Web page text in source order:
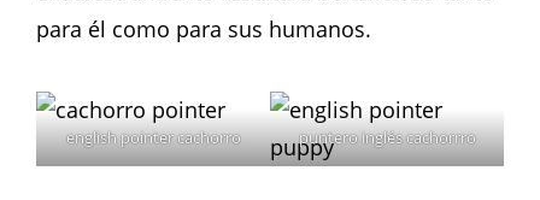
para él como para sus humanos.
english pointer cachorro puntero inglés cachorrro